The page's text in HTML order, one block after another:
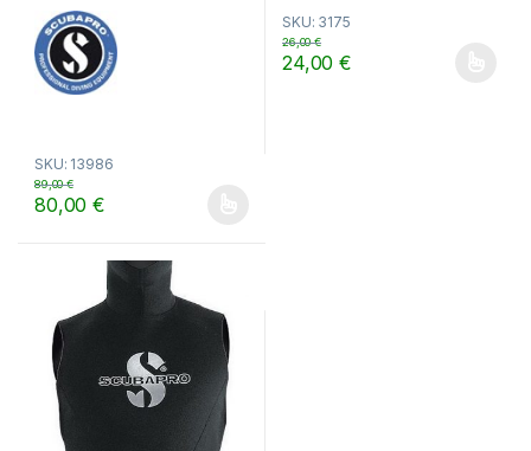
t
o
f
5
SKU: 13986
80,00€
89,00€
Questo prodotto ha più varianti. Le opzioni possono essere
u
t
o
f
SKU: 3175
24,00€
26,00€
Questo prodotto ha più